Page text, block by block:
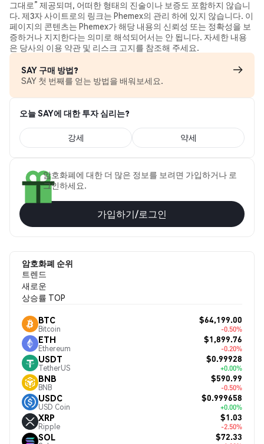
그대로” 제공되며, 어떠한 형태의 진술이나 보증도 포함하지 않습니
다. 제3자 사이트로의 링크는 Phemex의 관리 하에 있지 않습니다. 이
페이지의 콘텐츠는 Phemex가 해당 내용의 신뢰성 또는 정확성을 보
증하거나 지지한다는 의미로 해석되어서는 안 됩니다. 자세한 내용
은 당사의 이용 약관 및 리스크 고지를 참조해 주세요.
SAY 구매 방법?
SAY 첫 번째를 얻는 방법을 배워보세요.
오늘 SAY에 대한 투자 심리는?
강세 약세
암호화폐에 대한 더 많은 정보를 보려면 가입하거나 로
그인하세요.
가입하기/로그인
암호화폐 순위
트렌드
새로운
상승률 TOP
BTC
Bitcoin
$64,199.00
-0.50%
ETH
Ethereum
$1,899.76
-0.20%
USDT
TetherUS
$0.99928
+0.00%
BNB
BNB
$590.99
-0.50%
USDC
USD Coin
$0.999658
+0.00%
XRP
Ripple
$1.03
-2.50%
SOL $72.33